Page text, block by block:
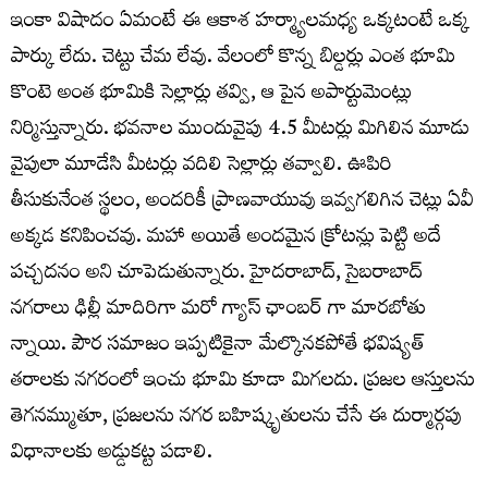
ఇంకా విషాదం ఏమంటే ఈ ఆకాశ హర్మ్యాలమధ్య ఒక్కటంటే ఒక్క
పార్కు లేదు. చెట్టు చేమ లేవు. వేలంలో కొన్న బిల్డర్లు ఎంత భూమి
కొంటె అంత భూమికి సెల్లార్లు తవ్వి, ఆ పైన అపార్టుమెంట్లు
నిర్మిస్తున్నారు. భ‌వ‌నాల ముందువైపు 4.5 మీట‌ర్లు మిగిలిన మూడు
వైపులా మూడేసి మీట‌ర్లు వ‌దిలి సెల్లార్లు త‌వ్వాలి. ఊపిరి
తీసుకునేంత స్థలం, అందరికీ ప్రాణవాయువు ఇవ్వగలిగిన చెట్లు ఏవీ
అక్కడ కనిపించవు. మహా అయితే అందమైన క్రోటన్లు పెట్టి అదే
పచ్చదనం అని చూపెడుతున్నారు. హైదరాబాద్, సైబరాబాద్
నగరాలు ఢిల్లీ మాదిరిగా మరో గ్యాస్ ఛాంబర్ గా మారబోతు
న్నాయి. పౌర సమాజం ఇప్పటికైనా మేల్కొనకపోతే భవిష్యత్
తరాలకు నగరంలో ఇంచు భూమి కూడా మిగలదు. ప్రజల ఆస్తులను
తెగనమ్ముతూ, ప్రజలను నగర బహిష్కృతులను చేసే ఈ దుర్మార్గపు
విధానాలకు అడ్డుకట్ట పడాలి.